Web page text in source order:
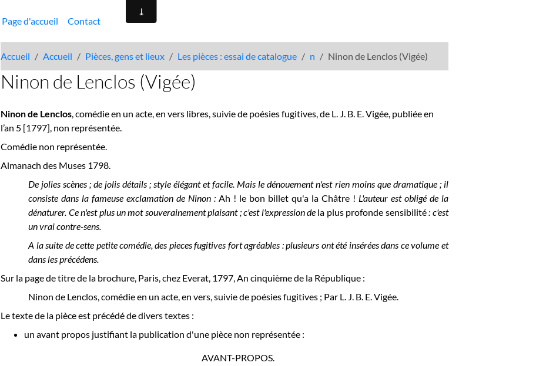
Page d'accueil Contact
Accueil Accueil Pièces, gens et lieux Les pièces : essai de catalogue n Ninon de Lenclos (Vigée)
Ninon de Lenclos (Vigée)
Ninon de Lenclos, comédie en un acte, en vers libres, suivie de poésies fugitives, de L. J. B. E. Vigée, publiée en
l’an 5 [1797], non représentée.
Comédie non représentée.
Almanach des Muses 1798.
De jolies scènes ; de jolis détails ; style élégant et facile. Mais le dénouement n'est rien moins que dramatique ; il
consiste dans la fameuse exclamation de Ninon : Ah ! le bon billet qu'a la Châtre ! L'auteur est obligé de la
dénaturer. Ce n'est plus un mot souverainement plaisant ; c'est l'expression de la plus profonde sensibilité: c'est
un vrai contre-sens.
A la suite de cette petite comédie, des pieces fugitives fort agréables : plusieurs ont été insérées dans ce volume et
dans les précédens.
Sur la page de titre de la brochure, Paris, chez Everat, 1797, An cinquième de la République :
Ninon de Lenclos, comédie en un acte, en vers, suivie de poésies fugitives ; Par L. J. B. E. Vigée.
Le texte de la pièce est précédé de divers textes :
un avant propos justifiant la publication d'une pièce non représentée :
AVANT-PROPOS.